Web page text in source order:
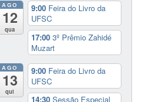
AGO
12
qua
9:00 Feira do Livro da
UFSC
17:003º Prêmio Zahidé
Muzart
AGO
13
qui
9:00 Feira do Livro da
UFSC
14:30Sessão Especial